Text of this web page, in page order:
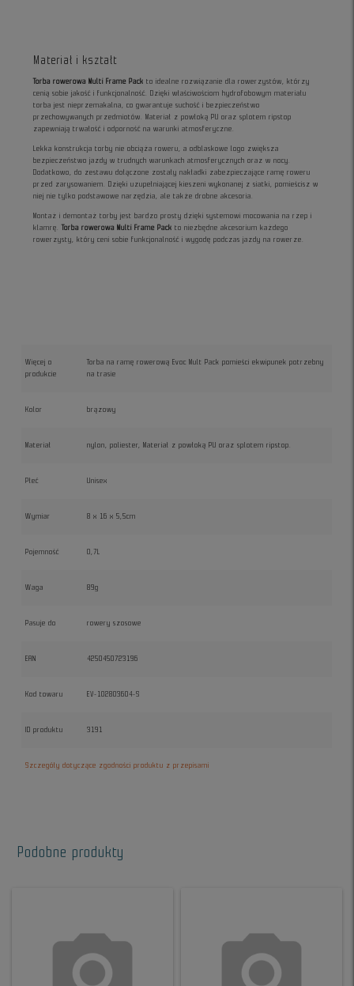
Materiał i kształt
Torba rowerowa Multi Frame Pack to idealne rozwiązanie dla rowerzystów, którzy
cenią sobie jakość i funkcjonalność. Dzięki właściwościom hydrofobowym materiału
torba jest nieprzemakalna, co gwarantuje suchość i bezpieczeństwo
przechowywanych przedmiotów. Materiał z powłoką PU oraz splotem ripstop
zapewniają trwałość i odporność na warunki atmosferyczne.
Lekka konstrukcja torby nie obciąża roweru, a odblaskowe logo zwiększa
bezpieczeństwo jazdy w trudnych warunkach atmosferycznych oraz w nocy.
Dodatkowo, do zestawu dołączone zostały nakładki zabezpieczające ramę roweru
przed zarysowaniem. Dzięki uzupełniającej kieszeni wykonanej z siatki, pomieścisz w
niej nie tylko podstawowe narzędzia, ale także drobne akcesoria.
Montaż i demontaż torby jest bardzo prosty dzięki systemowi mocowania na rzep i
klamrę.Torba rowerowa Multi Frame Pack to niezbędne akcesorium każdego
rowerzysty, który ceni sobie funkcjonalność i wygodę podczas jazdy na rowerze.
Więcej o
produkcie
Torba na ramę rowerową Evoc Mult Pack pomieści ekwipunek potrzebny
na trasie
Kolor brązowy
Materiał nylon, poliester, Materiał z powłoką PU oraz splotem ripstop.
Płeć Unisex
Wymiar 8 x 16 x 5,5cm
Pojemność 0,7L
Waga 89g
Pasuje do rowery szosowe
EAN 4250450723196
Kod towaru EV-102803604-S
ID produktu 3191
Szczegóły dotyczące zgodności produktu z przepisami
Podobne produkty